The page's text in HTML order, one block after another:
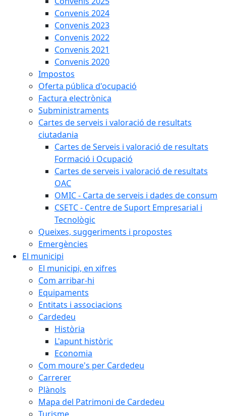
Convenis 2024
Convenis 2023
Convenis 2022
Convenis 2021
Convenis 2020
Impostos
Oferta pública d'ocupació
Factura electrònica
Subministraments
Cartes de serveis i valoració de resultats
ciutadania
Cartes de Serveis i valoració de resultats
Formació i Ocupació
Cartes de serveis i valoració de resultats
OAC
OMIC - Carta de serveis i dades de consum
CSETC - Centre de Suport Empresarial i
Tecnològic
Queixes, suggeriments i propostes
Emergències
El municipi
El municipi, en xifres
Com arribar-hi
Equipaments
Entitats i associacions
Cardedeu
Història
L'apunt històric
Economia
Com moure's per Cardedeu
Carrerer
Plànols
Mapa del Patrimoni de Cardedeu